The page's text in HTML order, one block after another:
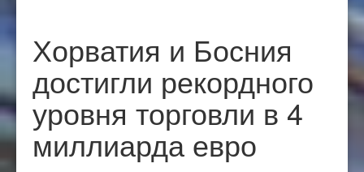
Хорватия и Босния
достигли рекордного
уровня торговли в 4
миллиарда евро